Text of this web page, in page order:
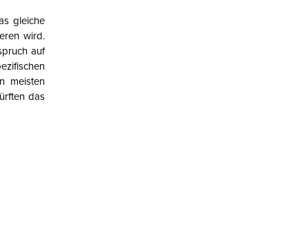
gleiche
wird.
auf
meisten
das